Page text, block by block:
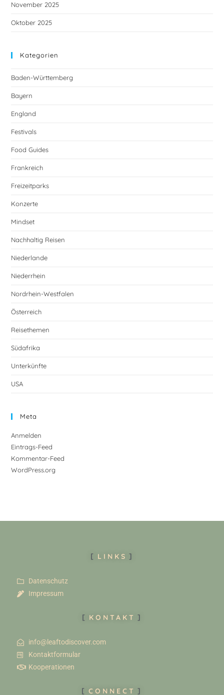
November 2025
Oktober 2025
Kategorien
Baden-Württemberg
Bayern
England
Festivals
Food Guides
Frankreich
Freizeitparks
Konzerte
Mindset
Nachhaltig Reisen
Niederlande
Niederrhein
Nordrhein-Westfalen
Österreich
Reisethemen
Südafrika
Unterkünfte
USA
Meta
Anmelden
Eintrags-Feed
Kommentar-Feed
WordPress.org
LINKS
Datenschutz
Impressum
KONTAKT
info@leaftodiscover.com
Kontaktformular
Kooperationen
CONNECT